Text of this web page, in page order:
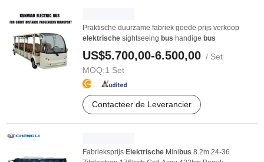
Praktische duurzame fabriek goede prijs verkoop
elektrische sightseeing bus handige bus
US$5.700,00-6.500,00 / Set
MOQ:1 Set
Contacteer de Leverancier
Fabrieksprijs Elektrische Mini bus 8.2m 24-36